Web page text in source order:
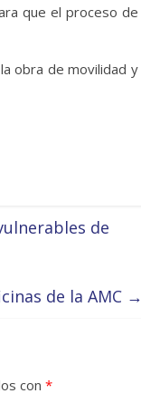
que el proceso de
obra de movilidad y
de
de la AMC →
con *